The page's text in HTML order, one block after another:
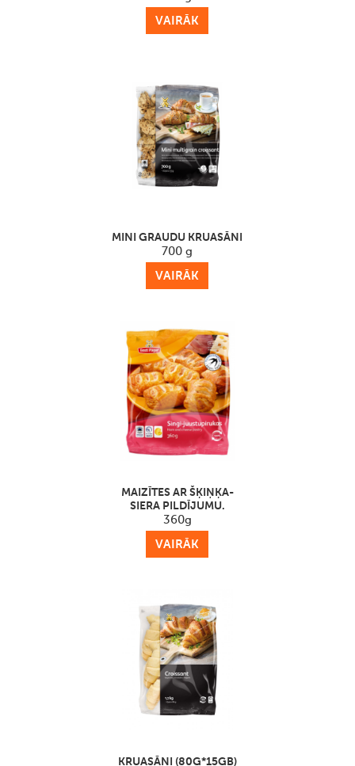
VAIRĀK
MINI GRAUDU KRUASĀNI
700 g
VAIRĀK
MAIZĪTES AR ŠĶIŅĶA-
SIERA PILDĪJUMU.
360g
VAIRĀK
KRUASĀNI (80G*15GB)